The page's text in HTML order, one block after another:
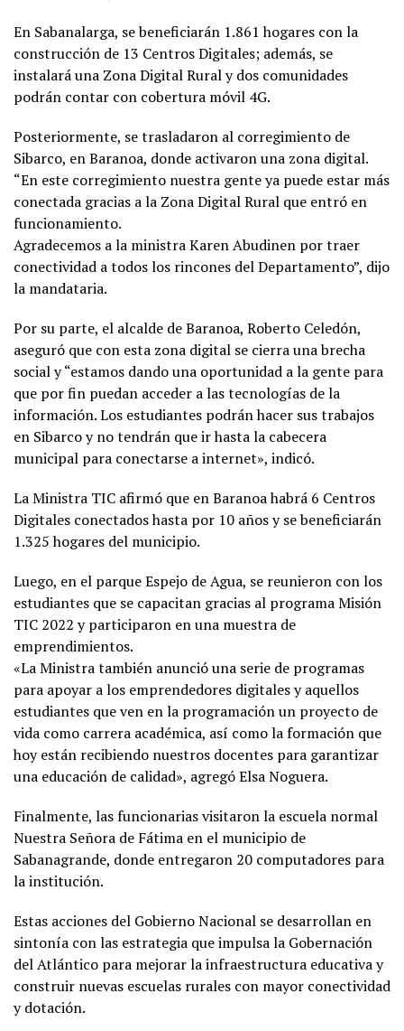
En Sabanalarga, se beneficiarán 1.861 hogares con la
construcción de 13 Centros Digitales; además, se
instalará una Zona Digital Rural y dos comunidades
podrán contar con cobertura móvil 4G.
Posteriormente, se trasladaron al corregimiento de
Sibarco, en Baranoa, donde activaron una zona digital.
“En este corregimiento nuestra gente ya puede estar más
conectada gracias a la Zona Digital Rural que entró en
funcionamiento.
Agradecemos a la ministra Karen Abudinen por traer
conectividad a todos los rincones del Departamento”, dijo
la mandataria.
Por su parte, el alcalde de Baranoa, Roberto Celedón,
aseguró que con esta zona digital se cierra una brecha
social y “estamos dando una oportunidad a la gente para
que por fin puedan acceder a las tecnologías de la
información. Los estudiantes podrán hacer sus trabajos
en Sibarco y no tendrán que ir hasta la cabecera
municipal para conectarse a internet», indicó.
La Ministra TIC afirmó que en Baranoa habrá 6 Centros
Digitales conectados hasta por 10 años y se beneficiarán
1.325 hogares del municipio.
Luego, en el parque Espejo de Agua, se reunieron con los
estudiantes que se capacitan gracias al programa Misión
TIC 2022 y participaron en una muestra de
emprendimientos.
«La Ministra también anunció una serie de programas
para apoyar a los emprendedores digitales y aquellos
estudiantes que ven en la programación un proyecto de
vida como carrera académica, así como la formación que
hoy están recibiendo nuestros docentes para garantizar
una educación de calidad», agregó Elsa Noguera.
Finalmente, las funcionarias visitaron la escuela normal
Nuestra Señora de Fátima en el municipio de
Sabanagrande, donde entregaron 20 computadores para
la institución.
Estas acciones del Gobierno Nacional se desarrollan en
sintonía con las estrategia que impulsa la Gobernación
del Atlántico para mejorar la infraestructura educativa y
construir nuevas escuelas rurales con mayor conectividad
y dotación.